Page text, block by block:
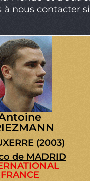
à nous contacter
(2003)
de MADRID
FRANCE